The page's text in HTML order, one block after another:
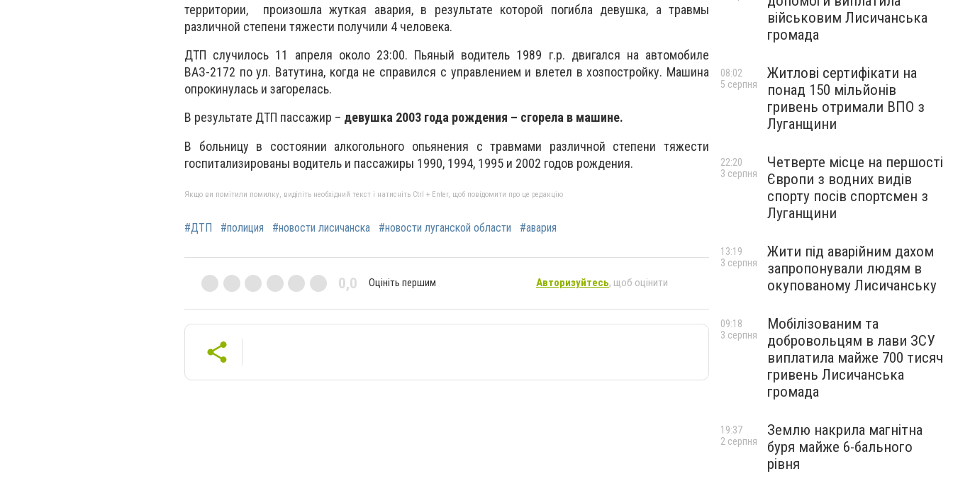
территории, произошла жуткая авария, в результате которой погибла девушка, а травмы
различной степени тяжести получили 4 человека.
ДТП случилось 11 апреля около 23:00. Пьяный водитель 1989 г.р. двигался на автомобиле
ВАЗ-2172 по ул. Ватутина, когда не справился с управлением и влетел в хозпостройку. Машина
опрокинулась и загорелась.
В результате ДТП пассажир – девушка 2003 года рождения – сгорела в машине.
В больницу в состоянии алкогольного опьянения с травмами различной степени тяжести
госпитализированы водитель и пассажиры 1990, 1994, 1995 и 2002 годов рождения.
Якщо ви помітили помилку, виділіть необхідний текст і натисніть Ctrl + Enter, щоб повідомити про це редакцію
#ДТП #полиция #новости лисичанска #новости луганской области #авария
0,0 Оцініть першим Авторизуйтесь, щоб оцінити
військовим Лисичанська
громада
Житлові сертифікати на
понад 150 мільйонів
гривень отримали ВПО з
Луганщини
08:02
5 серпня
Четверте місце на першості
Європи з водних видів
спорту посів спортсмен з
Луганщини
22:20
3 серпня
Жити під аварійним дахом
запропонували людям в
окупованому Лисичанську
13:19
3 серпня
Мобілізованим та
добровольцям в лави ЗСУ
виплатила майже 700 тисяч
гривень Лисичанська
громада
09:18
3 серпня
Землю накрила магнітна
буря майже 6-бального
рівня
19:37
2 серпня